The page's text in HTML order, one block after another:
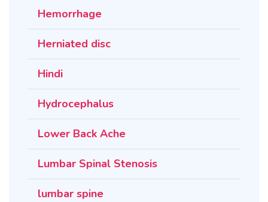
Hemorrhage
Herniated disc
Hindi
Hydrocephalus
Lower Back Ache
Lumbar Spinal Stenosis
lumbar spine